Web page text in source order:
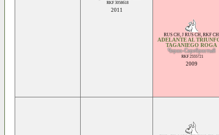
RKF 3058618
2011
RUS CH, J RUS CH, RKF CH
ADELANTE AL
TAGANIEGO ROGA
Черно-Серебристый
RKF 2555721
2009